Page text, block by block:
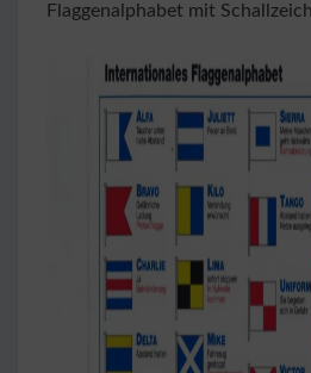
Flaggenalphabet mit